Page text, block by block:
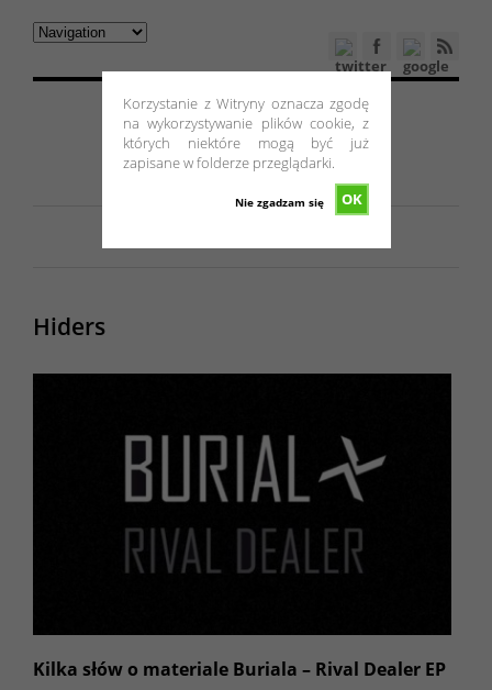
Korzystanie z Witryny oznacza zgodę
na wykorzystywanie plików cookie, z
których niektóre mogą być już
zapisane w folderze przeglądarki.
OK
Nie zgadzam się
Hiders
Kilka słów o materiale Buriala – Rival Dealer EP